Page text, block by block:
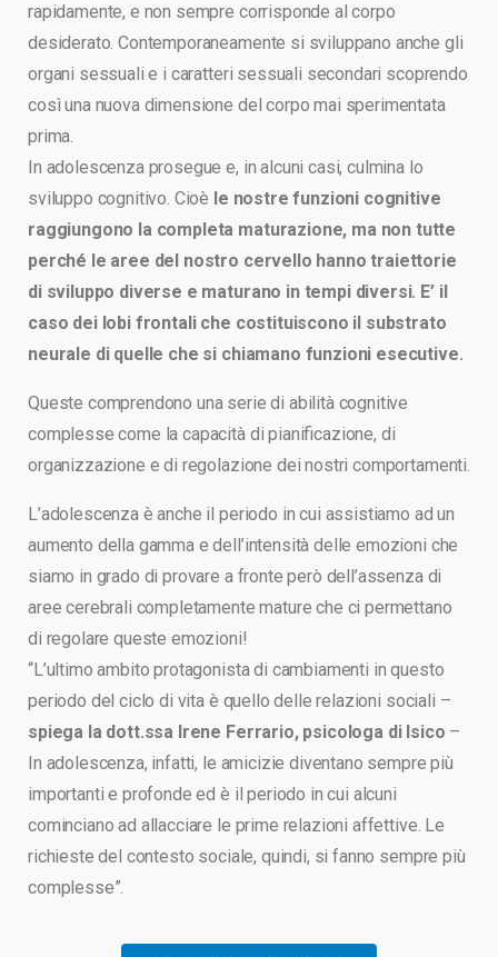
rapidamente, e non sempre corrisponde al corpo
desiderato. Contemporaneamente si sviluppano anche gli
organi sessuali e i caratteri sessuali secondari scoprendo
così una nuova dimensione del corpo mai sperimentata
prima.
In adolescenza prosegue e, in alcuni casi, culmina lo
sviluppo cognitivo. Cioè le nostre funzioni cognitive
raggiungono la completa maturazione, ma non tutte
perché le aree del nostro cervello hanno traiettorie
di sviluppo diverse e maturano in tempi diversi. E’ il
caso dei lobi frontali che costituiscono il substrato
neurale di quelle che si chiamano funzioni esecutive.
Queste comprendono una serie di abilità cognitive
complesse come la capacità di pianificazione, di
organizzazione e di regolazione dei nostri comportamenti.
L’adolescenza è anche il periodo in cui assistiamo ad un
aumento della gamma e dell’intensità delle emozioni che
siamo in grado di provare a fronte però dell’assenza di
aree cerebrali completamente mature che ci permettano
di regolare queste emozioni!
“L’ultimo ambito protagonista di cambiamenti in questo
periodo del ciclo di vita è quello delle relazioni sociali –
spiega la dott.ssa Irene Ferrario, psicologa di Isico –
In adolescenza, infatti, le amicizie diventano sempre più
importanti e profonde ed è il periodo in cui alcuni
cominciano ad allacciare le prime relazioni affettive. Le
richieste del contesto sociale, quindi, si fanno sempre più
complesse”.